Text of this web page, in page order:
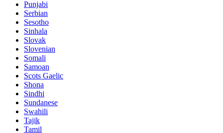
Punjabi
Serbian
Sesotho
Sinhala
Slovak
Slovenian
Somali
Samoan
Scots Gaelic
Shona
Sindhi
Sundanese
Swahili
Tajik
Tamil